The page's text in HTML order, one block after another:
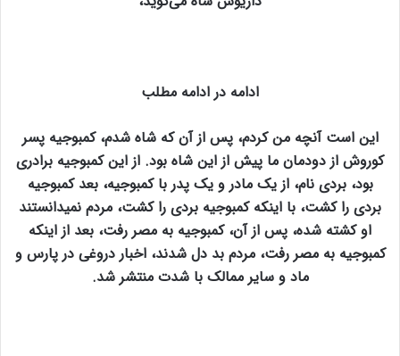
ادامه در ادامه مطلب
این است آنچه من کردم، پس از آن که شاه شدم، کمبوجیه پسر
کوروش از دودمان ما پیش از این شاه بود. از این کمبوجیه برادری
بود، بردی نام، از یک مادر و یک پدر با کمبوجیه، بعد کمبوجیه
بردی را کشت، با اینکه کمبوجیه بردی را کشت، مردم نمیدانستند
او کشته شده، پس از آن، کمبوجیه به مصر رفت، بعد از اینکه
کمبوجیه به مصر رفت، مردم بد دل شدند، اخبار دروغی در پارس و
ماد و سایر ممالک با شدت منتشر شد.